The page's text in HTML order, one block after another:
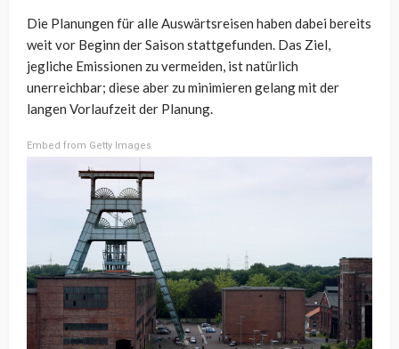
Die Planungen für alle Auswärtsreisen haben dabei bereits
weit vor Beginn der Saison stattgefunden. Das Ziel,
jegliche Emissionen zu vermeiden, ist natürlich
unerreichbar; diese aber zu minimieren gelang mit der
langen Vorlaufzeit der Planung.
Embed from Getty Images